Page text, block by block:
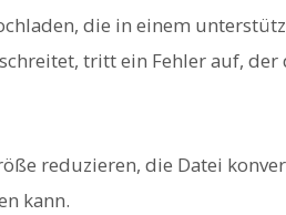
die in einem
tritt ein Fehler auf, der
reduzieren, die Datei
kann.